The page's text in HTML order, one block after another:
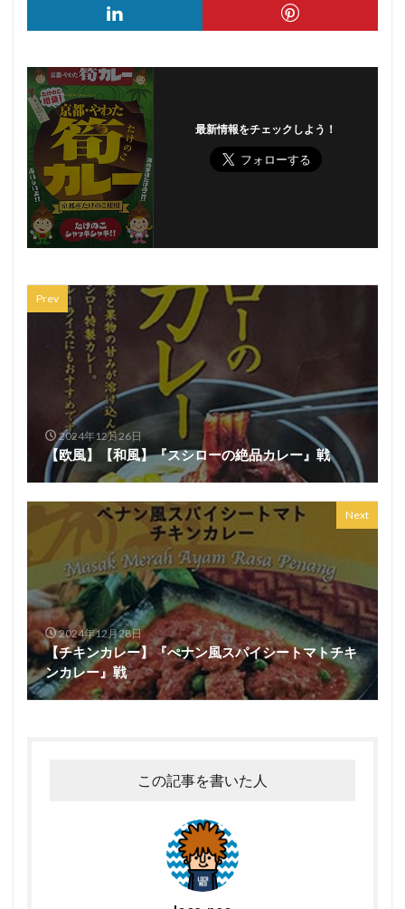
最新情報をチェックしよう！
Prev
2024年12月26日
【欧風】【和風】『スシローの絶品カレー』戦
Next
2024年12月28日
【チキンカレー】『ぺナン風スパイシートマトチキ
ンカレー』戦
この記事を書いた人